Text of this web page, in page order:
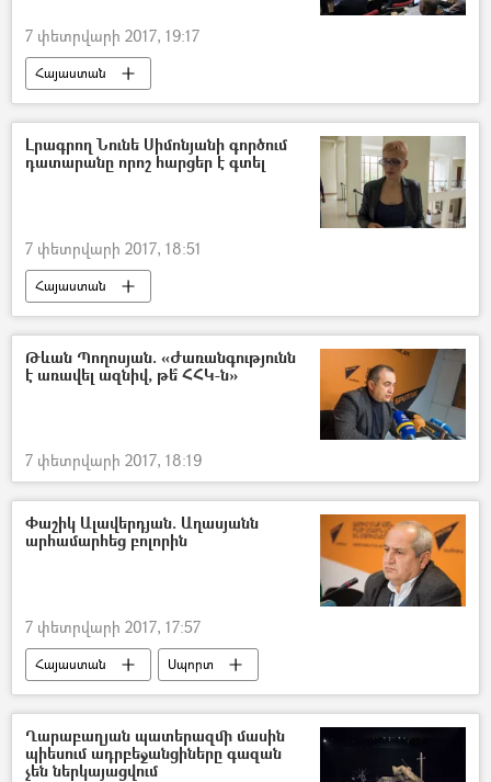
7 փետրվարի 2017, 19:17
Հայաստան
Լրագրող Նունե Սիմոնյանի գործում
դատարանը որոշ հարցեր է գտել
7 փետրվարի 2017, 18:51
Հայաստան
Թևան Պողոսյան. «Ժառանգությունն
է առավել ազնիվ, թե՞ ՀՀԿ-ն»
7 փետրվարի 2017, 18:19
Փաշիկ Ալավերդյան. Աղասյանն
արհամարհեց բոլորին
7 փետրվարի 2017, 17:57
Հայաստան Սպորտ
Ղարաբաղյան պատերազմի մասին
պիեսում ադրբեջանցիները գազան
չեն ներկայացվում